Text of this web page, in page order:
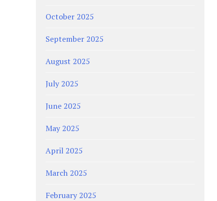
October 2025
September 2025
August 2025
July 2025
June 2025
May 2025
April 2025
March 2025
February 2025